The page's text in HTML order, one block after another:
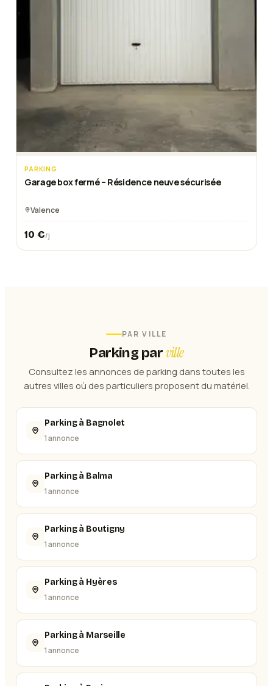
PARKING
Garage box fermé – Résidence neuve sécurisée
Valence
10 €/j
PAR VILLE
Parkingparville
Consultez les annonces de parking dans toutes les
autres villes où des particuliers proposent du matériel.
Parking à Bagnolet
1 annonce
Parking à Balma
1 annonce
Parking à Boutigny
1 annonce
Parking à Hyères
1 annonce
Parking à Marseille
1 annonce